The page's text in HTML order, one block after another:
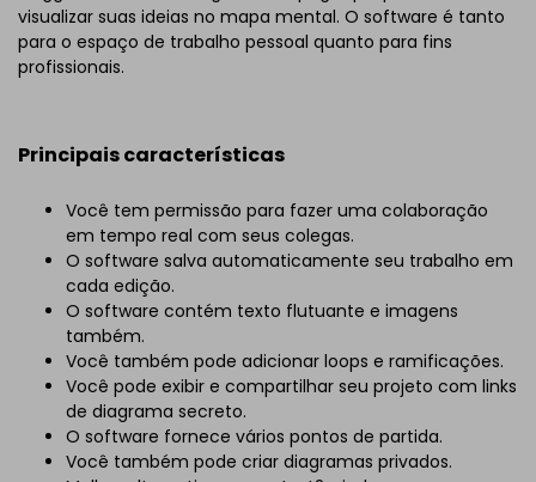
visualizar suas ideias no mapa mental. O software é tanto
para o espaço de trabalho pessoal quanto para fins
profissionais.
Principais características
Você tem permissão para fazer uma colaboração
em tempo real com seus colegas.
O software salva automaticamente seu trabalho em
cada edição.
O software contém texto flutuante e imagens
também.
Você também pode adicionar loops e ramificações.
Você pode exibir e compartilhar seu projeto com links
de diagrama secreto.
O software fornece vários pontos de partida.
Você também pode criar diagramas privados.